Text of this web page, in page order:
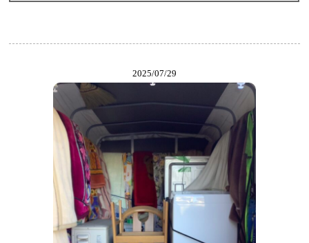
2025/07/29